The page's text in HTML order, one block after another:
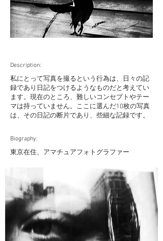
Description:
私にとって写真を撮るという行為は、日々の記
録であり日記をつけるようなものだと考えてい
ます。現在のところ、難しいコンセプトやテー
マは持っていません。ここに選んだ10枚の写真
は、その日記の断片であり、些細な記録です。
Biography:
東京在住、アマチュアフォトグラファー